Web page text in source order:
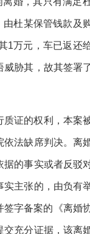
杜某保管钱款及
1万元，车已返还
胁其，故其签署
质证的权利，本案
依法缺席判决。离
据的事实或者反驳
实主张的，由负有
签字备案的《离婚
交充分证据，该离